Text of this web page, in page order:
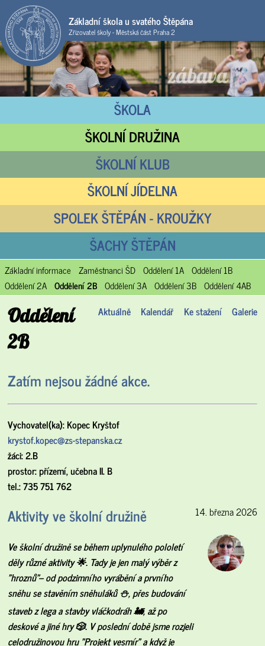
Základní škola u svatého Štěpána
Zřizovatel školy - Městská část Praha 2
ŠKOLA
ŠKOLNÍ DRUŽINA
ŠKOLNÍ KLUB
ŠKOLNÍ JÍDELNA
SPOLEK ŠTĚPÁN - KROUŽKY
ŠACHY ŠTĚPÁN
Základní informace Zaměstnanci ŠD Oddělení 1A Oddělení 1B
Oddělení 2A Oddělení 2B Oddělení 3A Oddělení 3B Oddělení 4AB
Aktuálně Kalendář Ke stažení Galerie
Oddělení
2B
Zatím nejsou žádné akce.
Vychovatel(ka): Kopec Kryštof
krystof.kopec@zs-stepanska.cz
žáci: 2.B
prostor: přízemí, učebna II. B
tel.: 735 751 762
Aktivity ve školní družině
Ve školní družině se během uplynulého pololetí
děly různé aktivity 🌟. Tady je jen malý výběr z
"hroznů"– od podzimního vyrábění a prvního
sněhu se stavěním sněhuláků ⛄, přes budování
staveb z lega a stavby vláčkodráh 🚂, až po
deskové a jiné hry 🎲. V poslední době jsme rozjeli
celodružinovou hru "Projekt vesmír" a když je
14. března 2026